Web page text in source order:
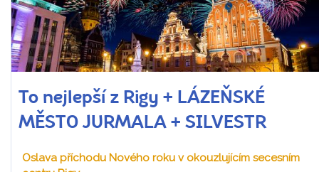
To nejlepší z Rigy + LÁZEŇSKÉ
MĚSTO JURMALA + SILVESTR
Oslava příchodu Nového roku v okouzlujícím secesním